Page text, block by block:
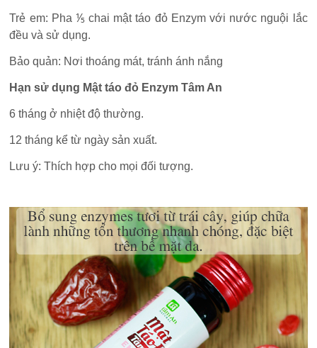
Trẻ em: Pha ⅕ chai mật táo đỏ Enzym với nước nguội lắc
đều và sử dụng.
Bảo quản: Nơi thoáng mát, tránh ánh nắng
Hạn sử dụng Mật táo đỏ Enzym Tâm An
6 tháng ở nhiệt độ thường.
12 tháng kể từ ngày sản xuất.
Lưu ý: Thích hợp cho mọi đối tượng.